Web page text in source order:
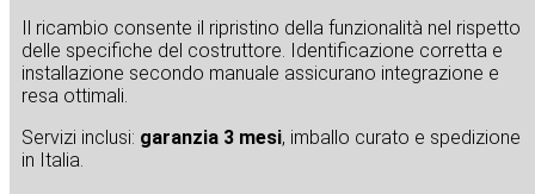
Il ricambio consente il ripristino della funzionalità nel rispetto
delle specifiche del costruttore. Identificazione corretta e
installazione secondo manuale assicurano integrazione e
resa ottimali.
Servizi inclusi: garanzia 3 mesi, imballo curato e spedizione
in Italia.